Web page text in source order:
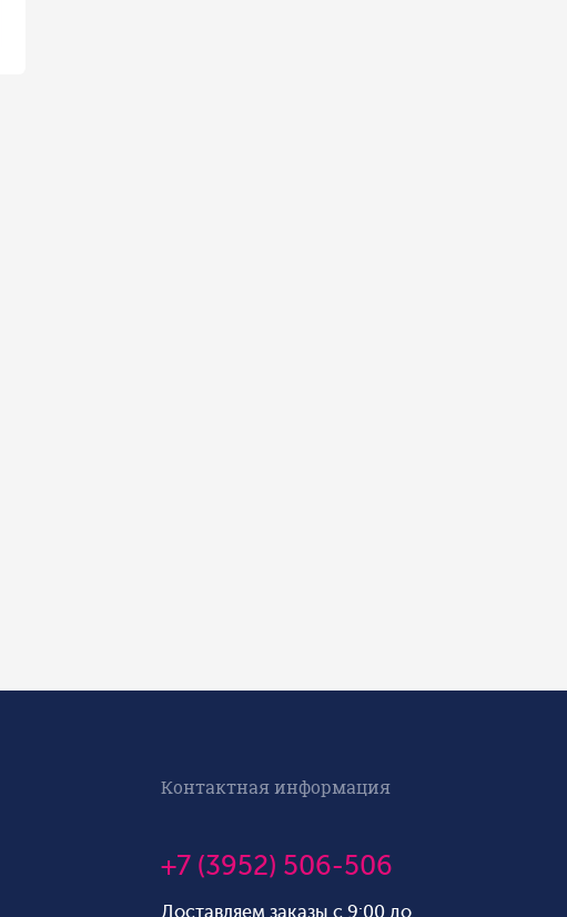
Контактная информация
+7 (3952) 506-506
Доставляем заказы с 9:00 до